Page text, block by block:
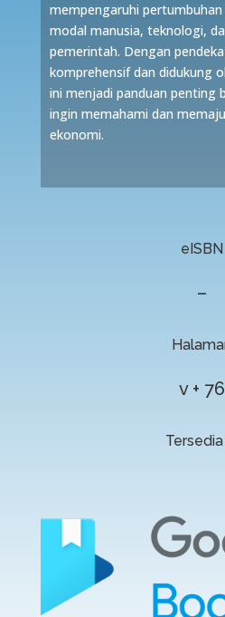
mempengaruhi
modal manusia, teknologi,
pemerintah. Dengan
komprehensif dan didukung
ini menjadi panduan penting
ingin memahami dan
ekonomi.
eISBN
–
v + 76